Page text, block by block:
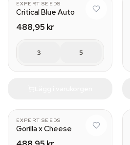
EXPERT SEEDS
Critical Blue Auto
488,95 kr
3 5
EXPERT SEEDS
Gorilla x Cheese